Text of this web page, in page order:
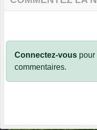
Connectez-vous pour
commentaires.